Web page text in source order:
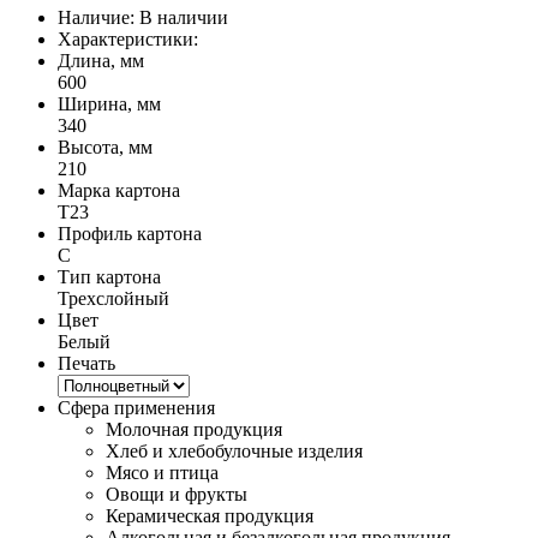
Наличие: В наличии
Характеристики:
Длина, мм
600
Ширина, мм
340
Высота, мм
210
Марка картона
Т23
Профиль картона
C
Тип картона
Трехслойный
Цвет
Белый
Печать
Сфера применения
Молочная продукция
Хлеб и хлебобулочные изделия
Мясо и птица
Овощи и фрукты
Керамическая продукция